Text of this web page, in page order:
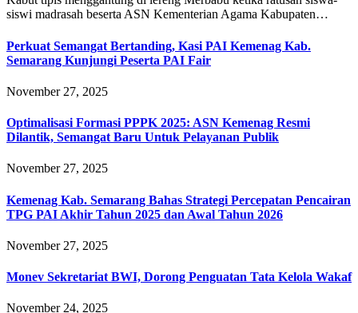
siswi madrasah beserta ASN Kementerian Agama Kabupaten…
Perkuat Semangat Bertanding, Kasi PAI Kemenag Kab.
Semarang Kunjungi Peserta PAI Fair
November 27, 2025
Optimalisasi Formasi PPPK 2025: ASN Kemenag Resmi
Dilantik, Semangat Baru Untuk Pelayanan Publik
November 27, 2025
Kemenag Kab. Semarang Bahas Strategi Percepatan Pencairan
TPG PAI Akhir Tahun 2025 dan Awal Tahun 2026
November 27, 2025
Monev Sekretariat BWI, Dorong Penguatan Tata Kelola Wakaf
November 24, 2025